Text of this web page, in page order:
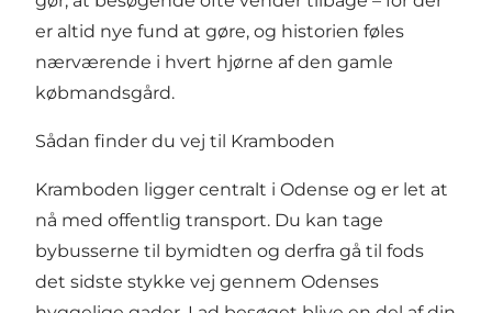
er altid nye fund at gøre, og historien føles
nærværende i hvert hjørne af den gamle
købmandsgård.
Sådan finder du vej til Kramboden
Kramboden ligger centralt i Odense og er let at
nå med offentlig transport. Du kan tage
bybusserne til bymidten og derfra gå til fods
det sidste stykke vej gennem Odenses